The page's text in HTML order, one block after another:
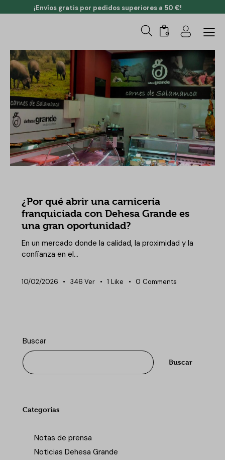
¡Envíos gratis por pedidos superiores a 50 €!
0
¿Por qué abrir una carnicería
franquiciada con Dehesa Grande es
una gran oportunidad?
En un mercado donde la calidad, la proximidad y la
confianza en el…
10/02/2026 346 Ver 1 Like 0 Comments
Buscar
Buscar
Categorías
Notas de prensa
Noticias Dehesa Grande